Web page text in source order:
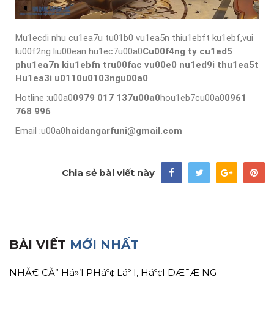
Mu1ecdi nhu cu1ea7u tu01b0 vu1ea5n thiu1ebft ku1ebf,vui
lu00f2ng liu00ean hu1ec7u00a0Cu00f4ng ty cu1ed5
phu1ea7n kiu1ebfn tru00fac vu00e0 nu1ed9i thu1ea5t
Hu1ea3i u0110u0103ngu00a0
Hotline :u00a00979 017 137u00a0hou1eb7cu00a00961
768 996
Email :u00a0 haidangarfuni@gmail.com
Chia sẻ bài viết này
BÀI VIẾT MỚI NHẤT
NHĂ€ CĂ” Há»’I PHáº¢ Láº I, Háº¢I DÆ¯Æ NG